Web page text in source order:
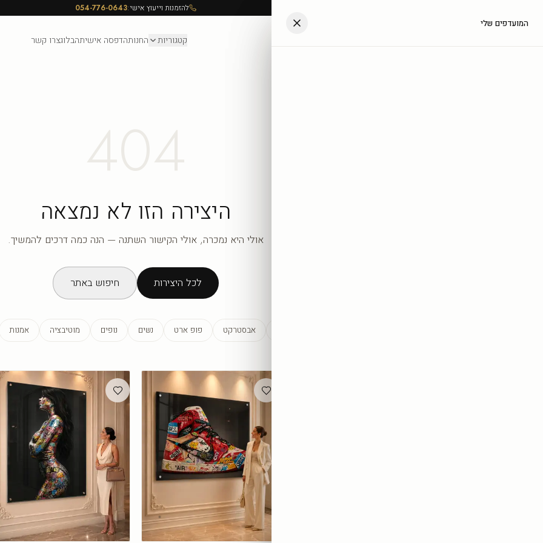
להזמנות וייעוץ אישי:054-776-0643
קטגוריות החנותהדפסה אישיתהבלוגצרו קשר
היצירה הזו לא נמצאה
אולי היא נמכרה, אולי הקישור השתנה — הנה כמה דרכים להמשיך.
לכל היצירות חיפוש באתר
אבסטרקט פופ ארט נשים נופים מוטיבציה אמנות
העגלה שלך
המועדפים שלי